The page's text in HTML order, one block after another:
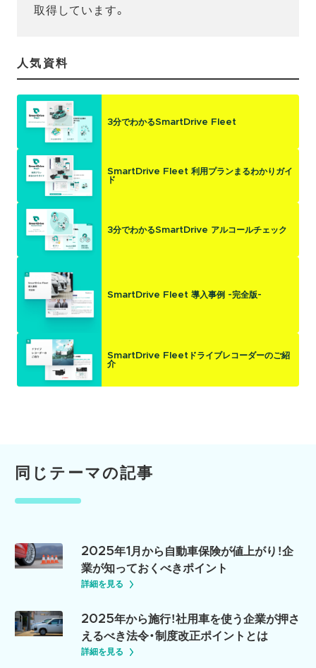
取得しています。
人気資料
3分でわかるSmartDrive Fleet
SmartDrive Fleet 利用プランまるわかりガイ
ド
3分でわかるSmartDrive アルコールチェック
SmartDrive Fleet 導入事例 -完全版-
SmartDrive Fleetドライブレコーダーのご紹
介
同じテーマの記事
2025年1月から自動車保険が値上がり！企
業が知っておくべきポイント
詳細を見る
2025年から施行！社用車を使う企業が押さ
えるべき法令・制度改正ポイントとは
詳細を見る